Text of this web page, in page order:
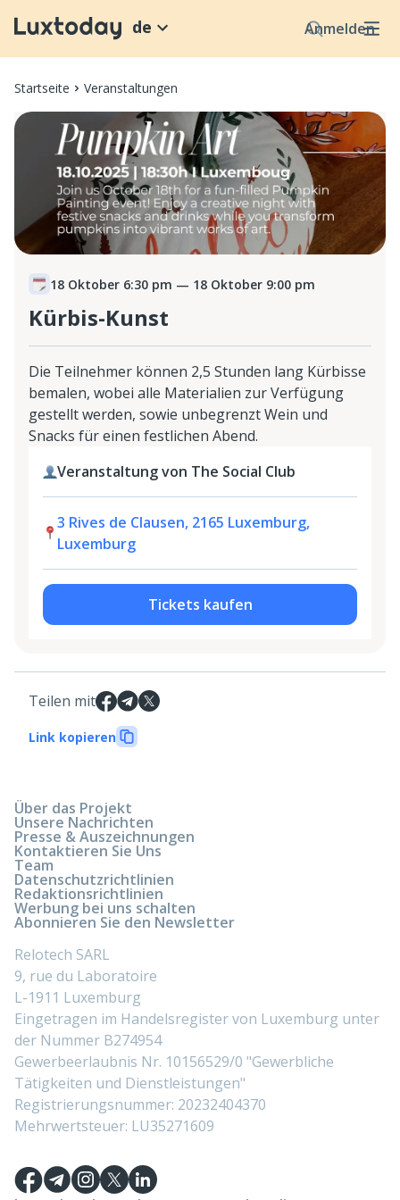
Anmelden
de
Startseite Veranstaltungen
18 Oktober 6:30 pm — 18 Oktober 9:00 pm
Kürbis-Kunst
Die Teilnehmer können 2,5 Stunden lang Kürbisse
bemalen, wobei alle Materialien zur Verfügung
gestellt werden, sowie unbegrenzt Wein und
Snacks für einen festlichen Abend.
Veranstaltung von The Social Club
3 Rives de Clausen, 2165 Luxemburg,
Luxemburg
Tickets kaufen
Teilen mit
Link kopieren
Über das Projekt
Unsere Nachrichten
Presse & Auszeichnungen
Kontaktieren Sie Uns
Team
Datenschutzrichtlinien
Redaktionsrichtlinien
Werbung bei uns schalten
Abonnieren Sie den Newsletter
Relotech SARL
9, rue du Laboratoire
L-1911 Luxemburg
Eingetragen im Handelsregister von Luxemburg unter
der Nummer B274954
Gewerbeerlaubnis Nr. 10156529/0 "Gewerbliche
Tätigkeiten und Dienstleistungen"
Registrierungsnummer: 20232404370
Mehrwertsteuer: LU35271609